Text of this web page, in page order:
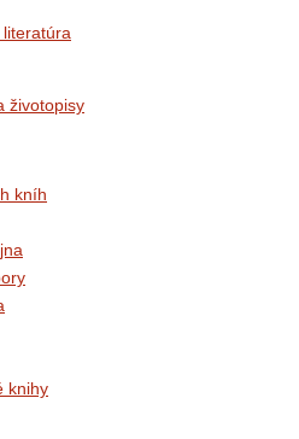
životopisy
kníh
knihy